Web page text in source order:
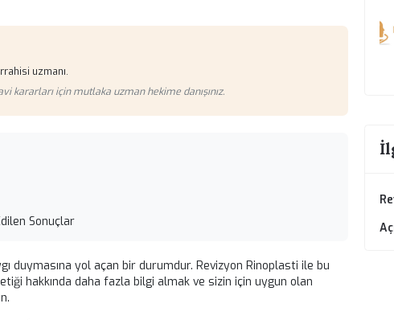
Ameliyatı ile
mi? | Dr. Senan Murat | Dr.
Cerrahisi uzmanı.